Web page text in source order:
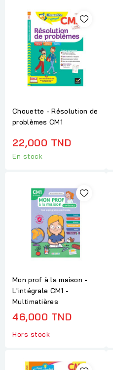
Chouette - Résolution de
problèmes CM1
22,000 TND
En stock
Mon prof à la maison -
L'intégrale CM1 -
Multimatières
46,000 TND
Hors stock